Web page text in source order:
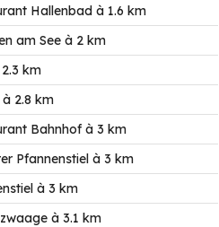
Hallenbad à 1.6 km
am See à 2 km
km
2.8 km
Bahnhof à 3 km
Pfannenstiel à 3 km
à 3 km
à 3.1 km